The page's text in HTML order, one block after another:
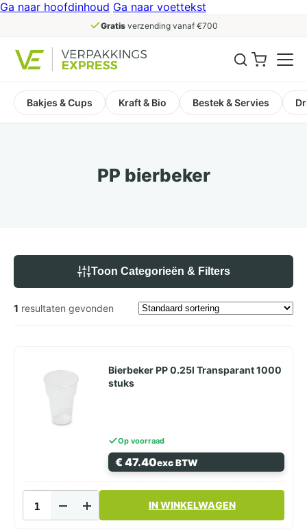
Ga naar hoofdinhoud Ga naar voettekst
Gratisverzending vanaf €700
Bakjes & Cups Kraft & Bio Bestek & Servies
PP bierbeker
Toon Categorieën & Filters
1 resultaten gevonden
Bierbeker PP 0.25l Transparant 1000
stuks
Op voorraad
€47.40exc BTW
PP
0.25l
IN WINKELWAGEN